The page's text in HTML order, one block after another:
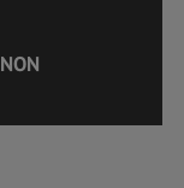
NON